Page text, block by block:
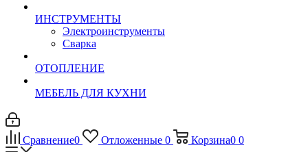
ИНСТРУМЕНТЫ
Электроинструменты
Сварка
ОТОПЛЕНИЕ
МЕБЕЛЬ ДЛЯ КУХНИ
Сравнение0 Отложенные 0 Корзина0 0